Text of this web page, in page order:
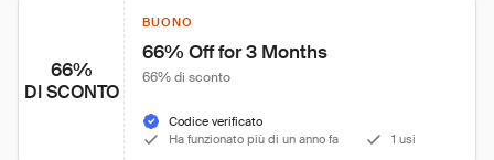
66%
DI SCONTO
BUONO
66% Off for 3 Months
66% di sconto
Codice verificato
Ha funzionato più di un anno fa
1 usi